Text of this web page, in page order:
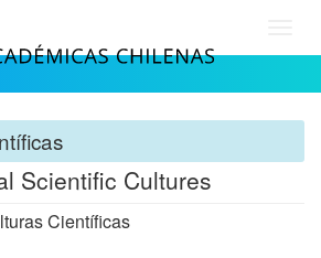
Scientific Cultures
Científicas